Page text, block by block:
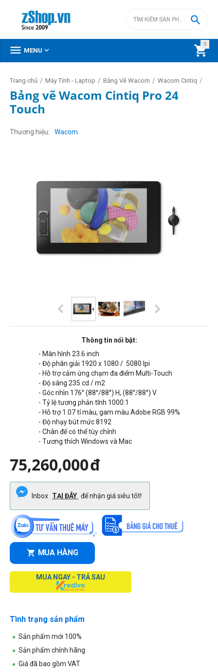
0


 MENU 
Trang chủ / Máy Tính - Laptop / Bảng Vẽ Wacom / Wacom Cintiq /
Bảng vẽ Wacom Cintiq Pro 24
Touch
Thương hiệu Wacom
Thông tin nổi bật:
- Màn hình 23.6 inch
- Độ phân giải 1920 x 1080 / 5080 lpi
- Hỗ trợ cảm ứng chạm đa điểm Multi-Touch
- Độ sáng 235 cd / m2
- Góc nhìn 176° (88°/88°) H, (88°/88°) V
- Tỷ lệ tương phản tĩnh 1000:1
- Hỗ trợ 1.07 tỉ màu, gam màu Adobe RGB 99%
- Độ nhạy bút mức 8192
- Chân đế có thể tùy chỉnh
- Tương thích Windows và Mac
75,260,000đ
Inbox TẠI ĐÂY để nhận giá siêu tốt!
MUA HÀNG
MUA NGAY - TRẢ SAU
Tình trạng sản phẩm
Sản phẩm mới 100%
Sản phẩm chính hãng
Giá đã bao gồm VAT